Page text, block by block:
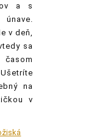
a s
v deň,
sa
na
v